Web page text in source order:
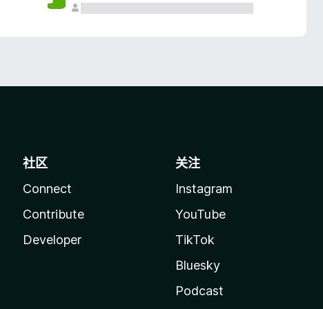
社区
Connect
Contribute
Developer
关注
Instagram
YouTube
TikTok
Bluesky
Podcast